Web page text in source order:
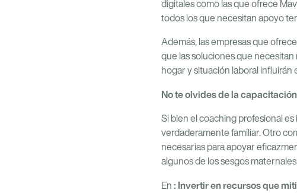
digitales como las que ofrece
todos los que necesitan apoyo
Además, las empresas que
que las soluciones que
hogar y situación laboral
No te olvides de la
Si bien el coaching profesional
verdaderamente familiar. Otro
necesarias para apoyar
algunos de los sesgos
En : Invertir en recursos que